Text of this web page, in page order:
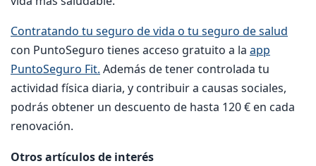
Contratando tu seguro de vida o tu seguro de salud
con PuntoSeguro tienes acceso gratuito a la app
PuntoSeguro Fit. Además de tener controlada tu
actividad física diaria, y contribuir a causas sociales,
podrás obtener un descuento de hasta 120 € en cada
renovación.
Otros artículos de interés